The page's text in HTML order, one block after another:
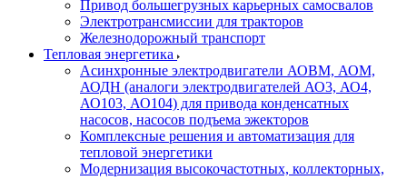
Привод большегрузных карьерных самосвалов
Электротрансмиссии для тракторов
Железнодорожный транспорт
Тепловая энергетика
Асинхронные электродвигатели АОВМ, АОМ,
АОДН (аналоги электродвигателей АО3, АО4,
АО103, АО104) для привода конденсатных
насосов, насосов подъема эжекторов
Комплексные решения и автоматизация для
тепловой энергетики
Модернизация высокочастотных, коллекторных,